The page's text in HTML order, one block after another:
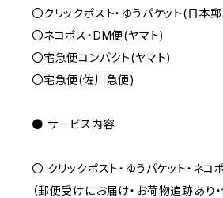
〇クリックポスト・ゆうパケット(日本
〇ネコポス・DM便(ヤマト)
〇宅急便コンパクト(ヤマト)
〇宅急便(佐川急便)
● サービス内容
〇 クリックポスト・ゆうパケット・ネコ
（郵便受けにお届け・お荷物追跡あり・